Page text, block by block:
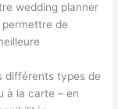
wedding planner
permettre de
différents types de
à la carte – en